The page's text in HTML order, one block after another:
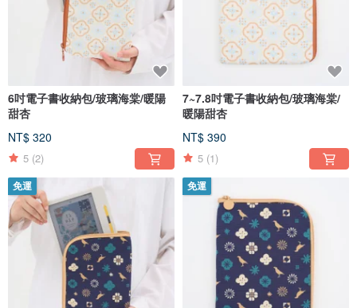
6吋電子書收納包/玻璃海棠/暖陽
甜杏
NT$ 320
5 (2)
7~7.8吋電子書收納包/玻璃海棠/
暖陽甜杏
NT$ 390
5 (1)
免運 免運